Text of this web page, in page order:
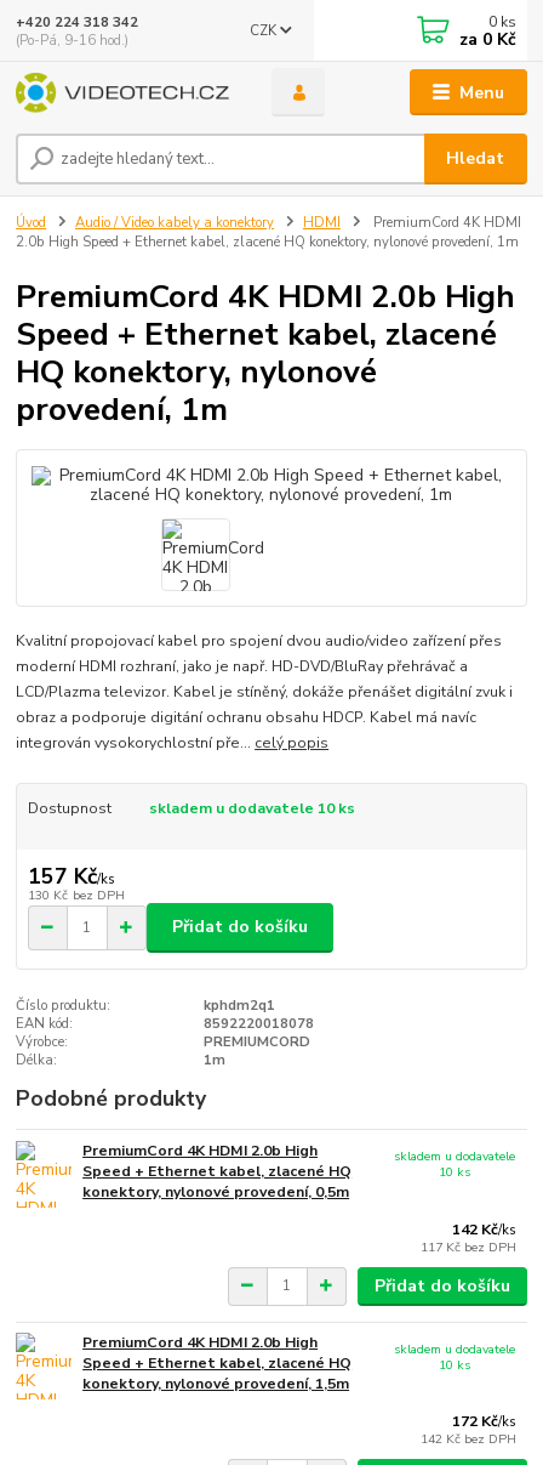
Menu
CZK
Hledat
+420 224 318 342
(Po-Pá, 9-16 hod.)
0 ks
za 0 Kč
Úvod Audio / Video kabely a konektory HDMI
PremiumCord 4K HDMI
2.0b High Speed + Ethernet kabel, zlacené HQ konektory, nylonové provedení, 1m
PremiumCord 4K HDMI 2.0b High
Speed + Ethernet kabel, zlacené
HQ konektory, nylonové
provedení, 1m
Kvalitní propojovací kabel pro spojení dvou audio/video zařízení přes
moderní HDMI rozhraní, jako je např. HD-DVD/BluRay přehrávač a
LCD/Plazma televizor. Kabel je stíněný, dokáže přenášet digitální zvuk i
obraz a podporuje digitání ochranu obsahu HDCP. Kabel má navíc
integrován vysokorychlostní pře... celý popis
Dostupnost skladem u dodavatele 10 ks
157 Kč/ks
130 Kč bez DPH
Přidat do košíku
Číslo produktu:
kphdm2q1
EAN kód:
8592220018078
Výrobce:
PREMIUMCORD
Délka:
1m
Podobné produkty
PremiumCord 4K HDMI 2.0b High
Speed + Ethernet kabel, zlacené HQ
konektory, nylonové provedení, 0,5m
142 Kč/ks
117 Kč bez DPH
skladem u dodavatele
10 ks
Přidat do košíku
PremiumCord 4K HDMI 2.0b High
Speed + Ethernet kabel, zlacené HQ
konektory, nylonové provedení, 1,5m
172 Kč/ks
142 Kč bez DPH
skladem u dodavatele
10 ks